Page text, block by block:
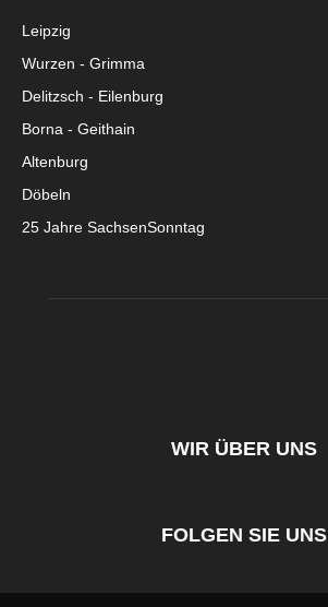
Leipzig
Wurzen - Grimma
Delitzsch - Eilenburg
Borna - Geithain
Altenburg
Döbeln
25 Jahre SachsenSonntag
WIR ÜBER UNS
FOLGEN SIE UNS